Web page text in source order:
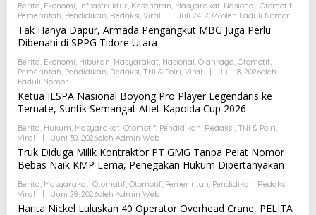
Berita, Ekonomi, Infrastruktur, Kesehatan, Masyarakat, Nasional, Otomotif,
Pemerintah, Pendidikan, Redaksi, Viral Juli 24, 2026Oleh Faduli Nomor
Tak Hanya Dapur, Armada Pengangkut MBG Juga Perlu
Dibenahi di SPPG Tidore Utara
Berita, Ekonomi, Hiburan, Masyarakat, Nasional, Olahraga, Otomotif,
Pemerintah, Pendidikan, Redaksi, TNI & Polri, Viral Juli 18, 2026Oleh
Faduli Nomor
Ketua IESPA Nasional Boyong Pro Player Legendaris ke
Ternate, Suntik Semangat Atlet Kapolda Cup 2026
Berita, Hukum, Masyarakat, Otomotif, Pendidikan, Redaksi, TNI & Polri,
Viral
Juni 30, 2026Oleh Admin Web
Truk Diduga Milik Kontraktor PT GMG Tanpa Pelat Nomor
Bebas Naik KMP Lema, Penegakan Hukum Dipertanyakan
Berita, Masyarakat, Otomatif, Otomotif, Pemerintah, Pendidikan, Redaksi,
Viral
Juni 28, 2026Oleh Admin Web
Harita Nickel Luluskan 40 Operator Overhead Crane, PELITA